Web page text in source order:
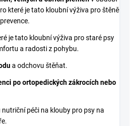
které je tato kloubní výživa pro štěně
je tato kloubní výživa pro staré psy
a radosti z pohybu.
a odchovu štěňat.
po ortopedických zákrocích nebo
péči na klouby pro psy na